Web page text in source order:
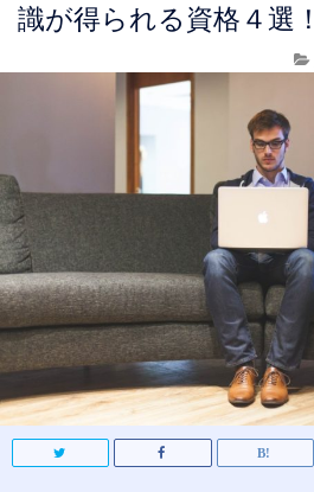
識が得られる資格４選！